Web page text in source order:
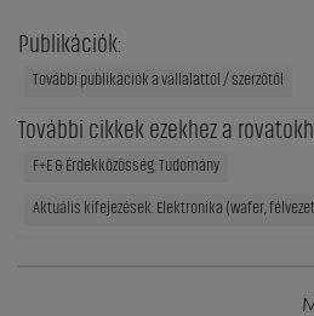
Publikációk:
További publikációk a vállalattól / szerzőtől
További cikkek ezekhez a
F+E & Érdekközösség: Tudomány
Aktuális kifejezések: Elektronika (wafer,